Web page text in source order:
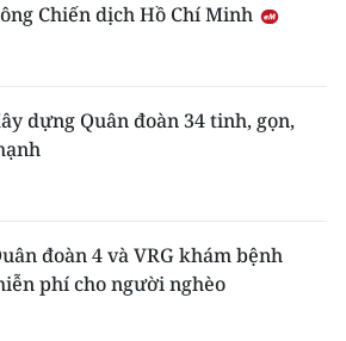
Chiến dịch Hồ Chí Minh
dựng Quân đoàn 34 tinh, gọn,
đoàn 4 và VRG khám bệnh
phí cho người nghèo